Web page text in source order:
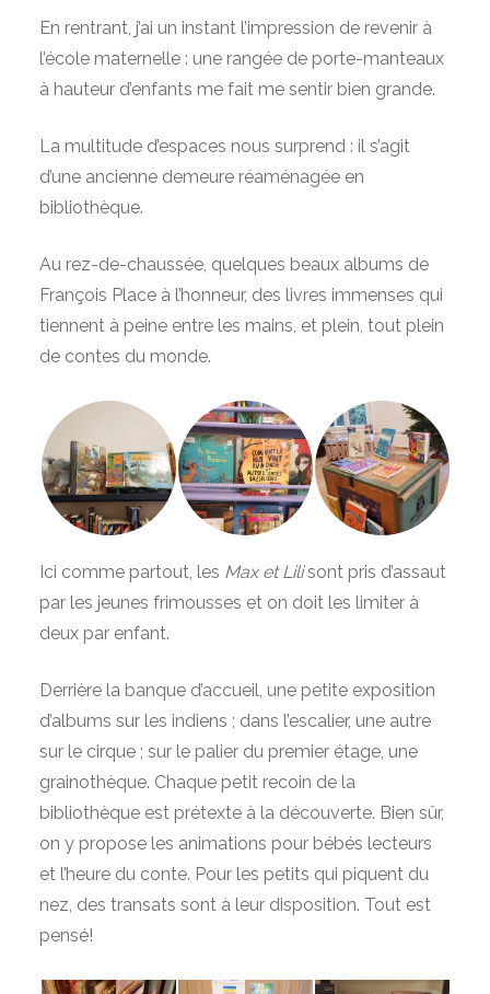
En rentrant, j’ai un instant l’impression de revenir à
l’école maternelle : une rangée de porte-manteaux
à hauteur d’enfants me fait me sentir bien grande.
La multitude d’espaces nous surprend : il s’agit
d’une ancienne demeure réaménagée en
bibliothèque.
Au rez-de-chaussée, quelques beaux albums de
François Place à l’honneur, des livres immenses qui
tiennent à peine entre les mains, et plein, tout plein
de contes du monde.
Ici comme partout, les Max et Lilisont pris d’assaut
par les jeunes frimousses et on doit les limiter à
deux par enfant.
Derrière la banque d’accueil, une petite exposition
d’albums sur les indiens ; dans l’escalier, une autre
sur le cirque ; sur le palier du premier étage, une
grainothèque. Chaque petit recoin de la
bibliothèque est prétexte à la découverte. Bien sûr,
on y propose les animations pour bébés lecteurs
et l’heure du conte. Pour les petits qui piquent du
nez, des transats sont à leur disposition. Tout est
pensé!